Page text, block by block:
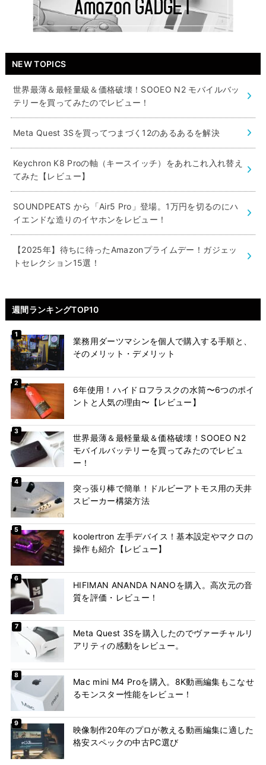
NEW TOPICS
世界最薄＆最軽量級＆価格破壊！SOOEO N2 モバイルバッ
テリーを買ってみたのでレビュー！
Meta Quest 3Sを買ってつまづく12のあるあるを解決
Keychron K8 Proの軸（キースイッチ）をあれこれ入れ替え
てみた【レビュー】
SOUNDPEATS から「Air5 Pro」登場。1万円を切るのにハ
イエンドな造りのイヤホンをレビュー！
【2025年】待ちに待ったAmazonプライムデー！ガジェッ
トセレクション15選！
週間ランキングTOP10
業務用ダーツマシンを個人で購入する手順と、
そのメリット・デメリット
6年使用！ハイドロフラスクの水筒〜6つのポイ
ントと人気の理由〜【レビュー】
世界最薄＆最軽量級＆価格破壊！SOOEO N2
モバイルバッテリーを買ってみたのでレビュ
ー！
突っ張り棒で簡単！ドルビーアトモス用の天井
スピーカー構築方法
koolertron 左手デバイス！基本設定やマクロの
操作も紹介【レビュー】
HIFIMAN ANANDA NANOを購入。高次元の音
質を評価・レビュー！
Meta Quest 3Sを購入したのでヴァーチャルリ
アリティの感動をレビュー。
Mac mini M4 Proを購入。8K動画編集もこなせ
るモンスター性能をレビュー！
映像制作20年のプロが教える動画編集に適した
格安スペックの中古PC選び